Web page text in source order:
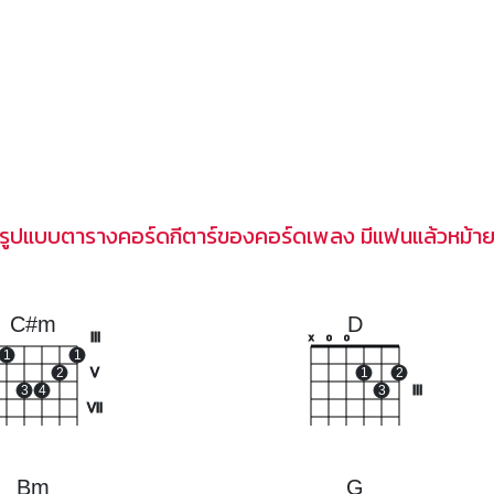
รูปแบบตารางคอร์ดกีตาร์ของคอร์ดเพลง มีแฟนแล้วหม้าย
C#m
V
VII
1
3 4
2
1
D
x o o
1
3
2
Bm G